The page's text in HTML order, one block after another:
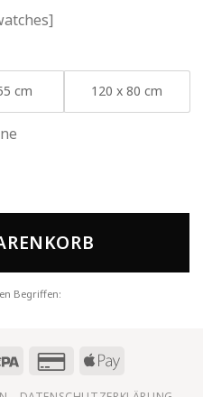
cm 120 x 80 cm
Begriffen: